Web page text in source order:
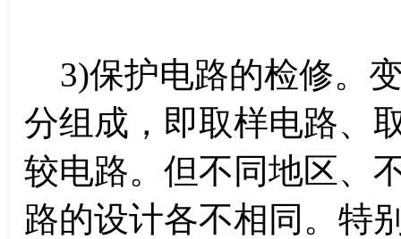
3)保护电路的检修。
分组成，即取样电路、
较电路。但不同地区、
路的设计各不相同。特